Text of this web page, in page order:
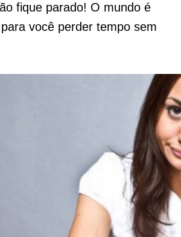
fique parado! O mundo é
você perder tempo sem